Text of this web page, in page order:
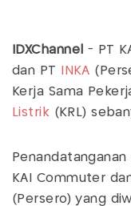
IDXChannel - PT
dan PT
INKA
Kerja Sama
Listrik (KRL)
KAI Commuter
(Persero) yang